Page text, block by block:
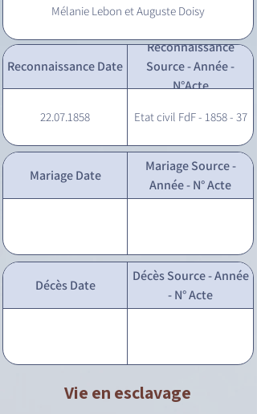
Mélanie Lebon et Auguste Doisy
Reconnaissance Date
Reconnaissance
Source - Année -
N°Acte
22.07.1858 Etat civil FdF - 1858 - 37
Mariage Date
Mariage Source -
Année - N° Acte
Décès Date
Décès Source - Année
- N° Acte
Vie en esclavage